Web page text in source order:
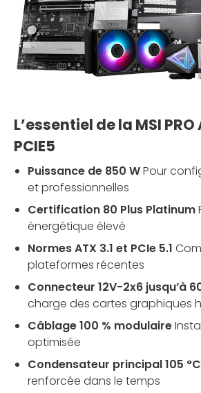
L’essentiel de la MSI PRO
PCIE5
Puissance de 850 WPour
et professionnelles
Certification 80 Plus Platinum
énergétique élevé
Normes ATX 3.1 et PCIe 5.1
plateformes récentes
Connecteur 12V-2x6 jusqu’à
charge des cartes graphiques
Câblage 100 % modulaire
optimisée
Condensateur principal 105 °C
renforcée dans le temps